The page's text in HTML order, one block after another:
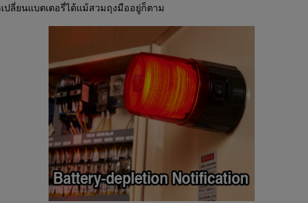
ปลี่ยนแบตเตอรี่ได้แม้สวมถุงมืออยู่ก็ตาม